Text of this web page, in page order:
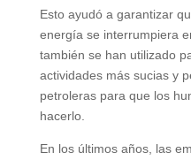
Esto ayudó a garantizar
energía se interrumpiera
también se han utilizado
actividades más sucias y
petroleras para que los
hacerlo.
En los últimos años, las